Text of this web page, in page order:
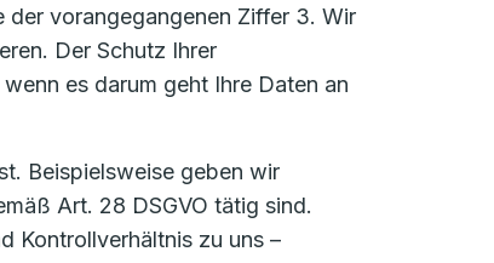
der vorangegangenen Ziffer 3. Wir
Der Schutz Ihrer
es darum geht Ihre Daten an
Beispielsweise geben wir
Art. 28 DSGVO tätig sind.
Kontrollverhältnis zu uns –